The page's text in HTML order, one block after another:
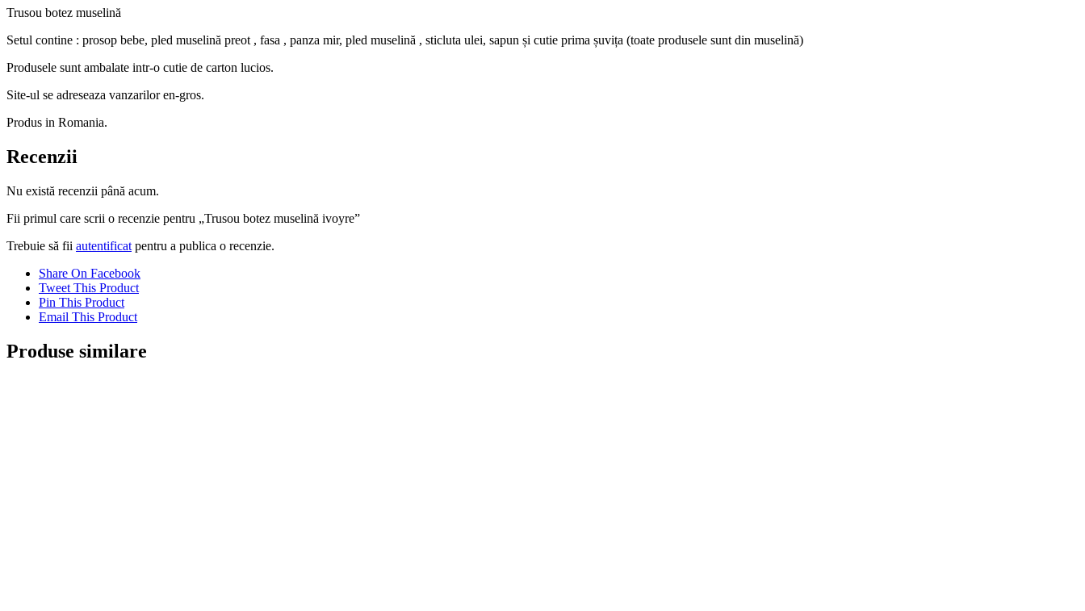
Trusou botez muselină
Setul contine : prosop bebe, pled muselină preot , fasa , panza mir, pled muselină , sticluta ulei, sapun și cutie prima șuvița (toate produsele sunt din muselină)
Produsele sunt ambalate intr-o cutie de carton lucios.
Site-ul se adreseaza vanzarilor en-gros.
Produs in Romania.
Recenzii
Nu există recenzii până acum.
Fii primul care scrii o recenzie pentru „Trusou botez muselină ivoyre”
Trebuie să fii autentificat pentru a publica o recenzie.
Share On Facebook
Tweet This Product
Pin This Product
Email This Product
Produse similare